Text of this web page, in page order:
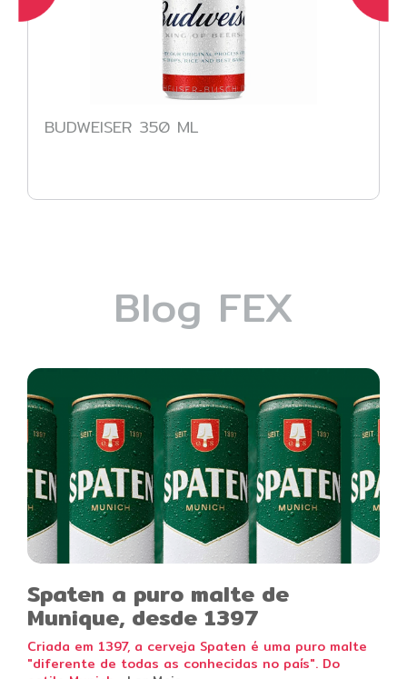
BUDWEISER 350 ML
Blog FEX
Spaten a puro malte de
Munique, desde 1397
Criada em 1397, a cerveja Spaten é uma puro malte
"diferente de todas as conhecidas no país". Do